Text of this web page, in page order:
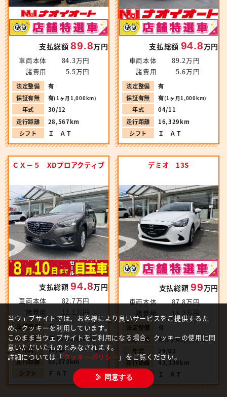
支払総額89.8万円
車両本体
84.3万円
諸費用
5.5万円
法定整備
有
保証有無
有(1ヶ月1,000km)
年式
30/12
走行距離
28,567km
シフト
Ｉ ＡＴ
支払総額 94.8万円
車両本体
89.2万円
諸費用
5.6万円
法定整備
有
保証有無
有(1ヶ月1,000km)
年式
04/11
走行距離
16,329km
シフト
Ｉ ＡＴ
ＣＸ－５ XDプロアクティブ
支払総額94.8万円
車両本体
82.7万円
諸費用
12.1万円
法定整備
有
保証有無
有(1ヶ月1,000km)
年式
27/09
走行距離
83,073km
シフト
Ｆ ＡＴ
デミオ 13S
支払総額99万円
車両本体
87.8万円
諸費用
11.2万円
法定整備
有
保証有無
有(1ヶ月1,000km)
年式
29/02
走行距離
43,339km
シフト
Ｉ ＡＴ
当ウェブサイトでは、お客様により良いサービスをご提供するた
め、クッキーを利用しています。
このまま当ウェブサイトをご利用になる場合、クッキーの使用に同
意いただいたものとみなされます。
詳細については「クッキーポリシー 」をご覧ください。
同意する